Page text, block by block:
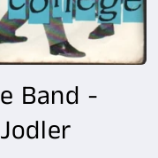
Band -